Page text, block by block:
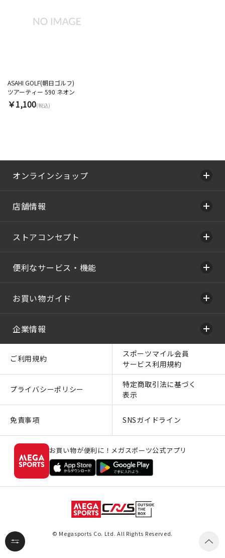
ASAHI GOLF(朝日ゴルフ)
ツアーティー 590 ネオン
￥1,100(税込)
オンラインショップ
店舗情報
ストアコンセプト
便利なサービス・機能
お買い物ガイド
企業情報
ご利用規約
スポーツマイル会員
サービス利用規約
プライバシーポリシー
特定商取引法に基づく
表示
免責事項 SNSガイドライン
お買い物が便利に！メガスポーツ公式アプリ
© Megasports Co. Ltd. All Rights Reserved.